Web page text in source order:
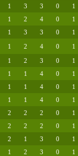
1 3 3 0 1
1 2 4 0 1
1 3 3 0 1
1 2 4 0 1
1 2 3 0 1
1 1 4 0 1
1 1 4 0 1
1 1 4 0 1
2 2 2 0 1
2 2 2 0 1
2 1 3 0 1
1 2 3 0 1